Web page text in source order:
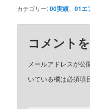
カテゴリー:00実績、01エ
コメント
メールアドレスが公
いている欄は必須項